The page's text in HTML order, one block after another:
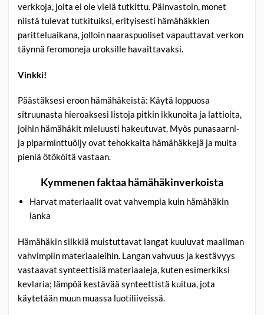
verkkoja, joita ei ole vielä tutkittu. Päinvastoin, monet
niistä tulevat tutkituiksi, erityisesti hämähäkkien
paritteluaikana, jolloin naaraspuoliset vapauttavat verkon
täynnä feromoneja uroksille havaittavaksi.
Vinkki!
Päästäksesi eroon hämähäkeistä: Käytä loppuosa
sitruunasta hieroaksesi listoja pitkin ikkunoita ja lattioita,
joihin hämähäkit mieluusti hakeutuvat. Myös punasaarni-
ja piparminttuöljy ovat tehokkaita hämähäkkejä ja muita
pieniä ötököitä vastaan.
Kymmenen faktaa hämähäkinverkoista
Harvat materiaalit ovat vahvempia kuin hämähäkin
lanka
Hämähäkin silkkiä muistuttavat langat kuuluvat maailman
vahvimpiin materiaaleihin. Langan vahvuus ja kestävyys
vastaavat synteettisiä materiaaleja, kuten esimerkiksi
kevlaria; lämpöä kestävää synteettistä kuitua, jota
käytetään muun muassa luotiliiveissä.